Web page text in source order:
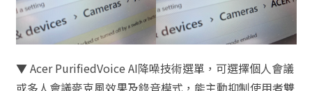
▼ Acer PurifiedVoice AI降噪技術選單，可選擇個人會議
或多人會議麥克風效果及錄音模式，能主動抑制使用者雙